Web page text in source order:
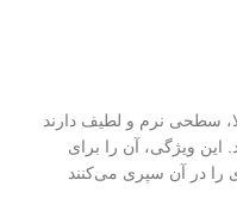
بالا، سطحی نرم و لطیف دارند
این ویژگی، آن را برای
را در آن سپری می‌کنند